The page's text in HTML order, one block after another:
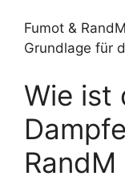
Fumot &
Grundlage für
Wie ist